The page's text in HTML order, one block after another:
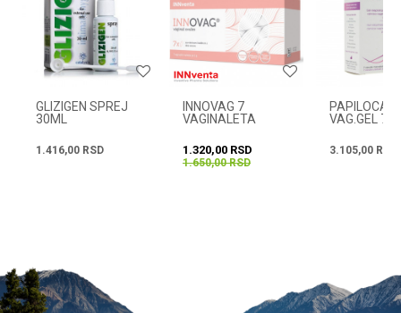
Svakog radnog dana od
08h do 16h
Poruka
GLIZIGEN SPREJ
30ML
1.416,00 RSD
INNOVAG 7
VAGINALETA
1.320,00 RSD
1.650,00RSD
VAG.GEL
3.105,00 RSD